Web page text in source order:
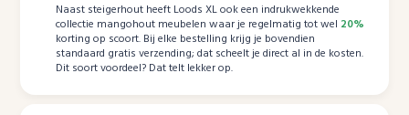
Naast steigerhout heeft Loods XL ook een indrukwekkende
collectie mangohout meubelen waar je regelmatig tot wel 20%
korting op scoort. Bij elke bestelling krijg je bovendien
standaard gratis verzending; dat scheelt je direct al in de kosten.
Dit soort voordeel? Dat telt lekker op.